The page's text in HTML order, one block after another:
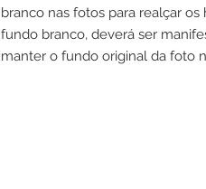
branco nas fotos para realçar
fundo branco, deverá ser
manter o fundo original da foto